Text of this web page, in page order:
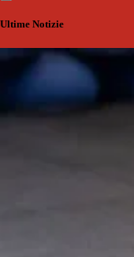
Ultime Notizie